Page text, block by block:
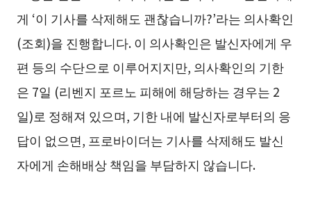
게 ‘이 기사를 삭제해도 괜찮습니까?’라는 의사확인
(조회)을 진행합니다. 이 의사확인은 발신자에게 우
편 등의 수단으로 이루어지지만, 의사확인의 기한
은 7일 (리벤지 포르노 피해에 해당하는 경우는 2
일)로 정해져 있으며, 기한 내에 발신자로부터의 응
답이 없으면, 프로바이더는 기사를 삭제해도 발신
자에게 손해배상 책임을 부담하지 않습니다.